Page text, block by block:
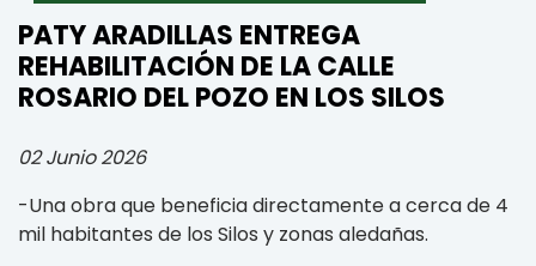
PATY ARADILLAS ENTREGA
REHABILITACIÓN DE LA CALLE
ROSARIO DEL POZO EN LOS SILOS
02 Junio 2026
-Una obra que beneficia directamente a cerca de 4
mil habitantes de los Silos y zonas aledañas.